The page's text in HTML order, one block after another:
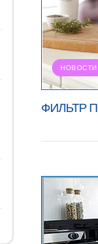
НОВОСТИ
ФИЛЬТР